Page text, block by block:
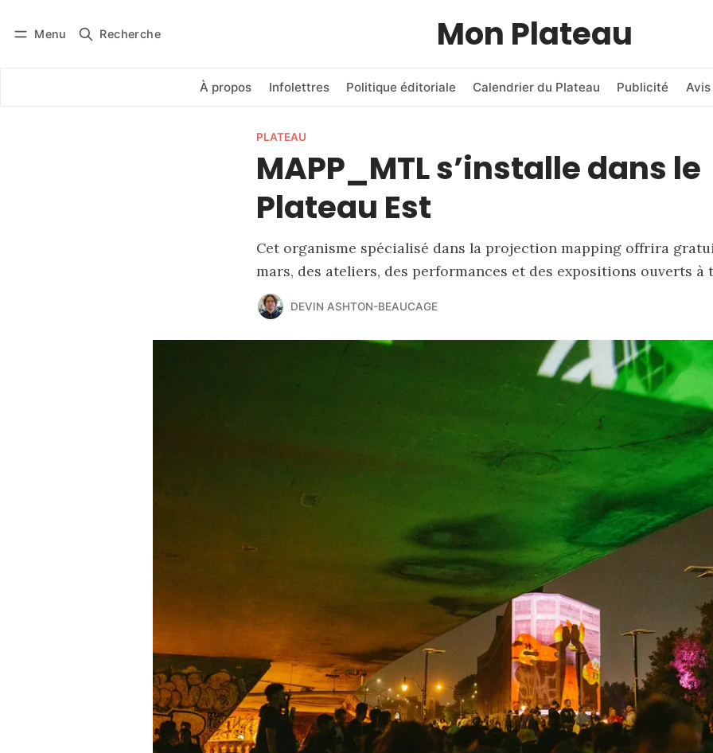
Menu Recherche Mon Plateau
À propos Infolettres Politique éditoriale Calendrier du Plateau Publicité
Se connecter
PLATEAU
MAPP_MTL s’installe dans le
Plateau Est
Cet organisme spécialisé dans la projection mapping offrira
mars, des ateliers, des performances et des expositions ouverts à
DEVIN ASHTON-BEAUCAGE